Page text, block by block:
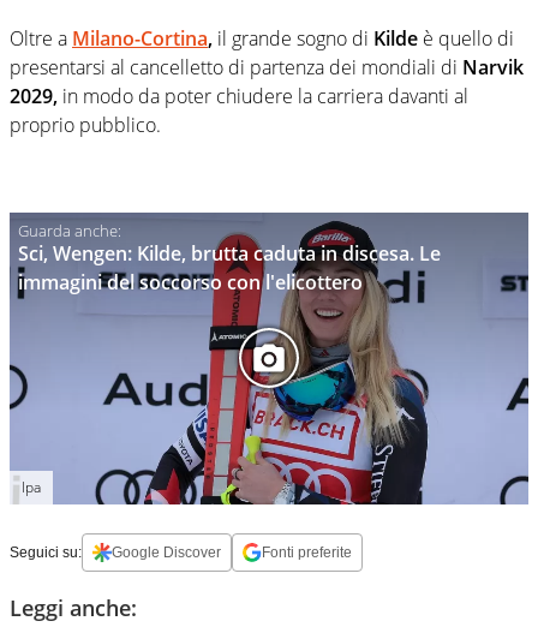
Oltre a Milano-Cortina, il grande sogno di Kilde è quello di
presentarsi al cancelletto di partenza dei mondiali di Narvik
2029, in modo da poter chiudere la carriera davanti al
proprio pubblico.
Sci, Wengen: Kilde, brutta caduta in discesa. Le
immagini del soccorso con l'elicottero
Ipa
Seguici su: Google Discover Fonti preferite
Leggi anche: